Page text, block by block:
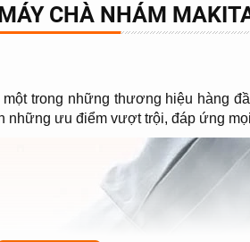
CHÀ NHÁM
trong những thương hiệu hàng
những ưu điểm vượt trội, đáp ứng